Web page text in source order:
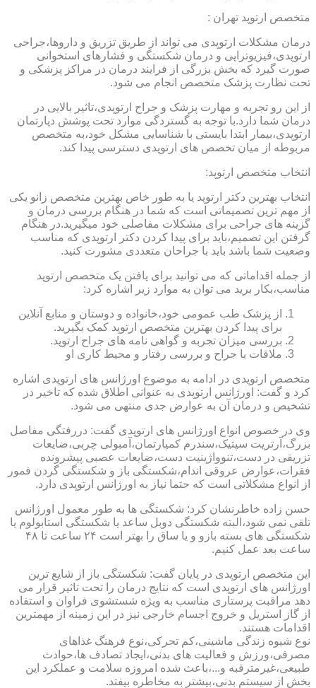
متخصص ارتوپد تهران :
درمان مشکلات ارتوپدی می تواند از طریق تزریق و داروها،جراحی
ارتوپدی،فیزیوتراپی و درمان شکستگی و فشارهای استخوانی
صورت گیرد که بخش بزرگی از فرایند درمان در مراکز پزشکی و
تحت نظارت پزشک متخصص انجام می شود.
از این رو تجربه و مهارت پزشک و جراح ارتوپدی،تاثیر بالایی در
درمان شما دارد.با توجه به گستردگی موارد تحت پوشش دپارتمان
ارتوپدی،بیمار ابتدا بایستی با شناسایی مشکل خود،به متخصص
مربوطه از میان تخصص های ارتوپدی دسترسی پیدا کند.
انتخاب متخصص ارتوپد:
انتخاب بهترین دکتر ارتوپد یا به طور خاص بهترین متخصص زانو یکی
از مهم ترین تصمیماتی است که شما در هنگام بررسی درمان و
گزینه های جراحی برای مشکلات مفاصلی خود میگیرید.در هنگام
گرفتن این تصمیم،باید برای پیدا کردن دکتر ارتوپدی که مناسب
وضعیت شما باشد باید با جراحان متعددی مشورت کنید.
از جمله اقداماتی که می توانید برای یافتن یک متخصص ارتوپد
مناسب،بکار برید می توان به موارد زیر اشاره کرد:
از پزشک طب عمومی خود،خانواده و دوستان و منابع آنلاین
برای پیدا کردن بهترین متخصص ارتوپد کمک بگیرید.
بررسی میزان تجربه و گواهی نامه های جراح ارتوپد.
ملاقات با جراح و بررسی رفتار و محیط کاری او
متخصص ارتوپدی در ادامه به موضوع اورژانس های ارتوپدی اشاره
کرد و گفت: اورژانس ارتوپدی به عنوانی اطلاق شده که تاخیر در
تشخیص و درمان آن به عوارض جدی منتهی می شود.
وی در خصوص انواع اورژانس های ارتوپدی گفت: دررفتگی مفاصل
بزرگ،آرتریت سپتیک،سندرم کمپارتمان،آمبولی چربی،ضایعات
تزریقی در دست،تنوواژینیت دست،ضایعات عصبی پیشرونده
فقرات،عوارض عروقی اندام،شکستگی باز و شکستگی گردن فمور
از انواع مشکلاتی است که حتما نیاز به اورژانس ارتوپدی دارد.
حسن زاده خاطرنشان کرد: شکستگی ها به طور معمول اورژانس
تلقی نمی شود،البته شکستگی دوبل ساعد یا شکستگی استابولوم یا
شکستگی های بسته بازو و یا ساق را بهتر است ۲۴ ساعت تا ۴۸
ساعت بعد عمل کنیم.
این متخصص ارتوپدی در پایان گفت: شکستگی باز از شایع ترین
اورژانس های ارتوپدی است که نتایج درمان را تحت تاثیر قرار می
دهد مراقبت پرستاری مناسب به ویژه شستشوی فراوان و استفاده
از گاز استریل و خروج اجسام خارجی نیز در این زمینه از مهمترین
اقدامات هستند.
نوع شیوه زندگی ماشینی،کم تحرکی،نوع فرهنگ غذاهای
مصرفی،ورزش و فعالیت های بدنی،ایجاد تصادف ها،حوادث
طبیعی،غیرمترقبه و...،باعث شده امروزه سلامت و عملکرد این
بخش از سیستم بدنی،بیشتر به مخاطره بیفتد.